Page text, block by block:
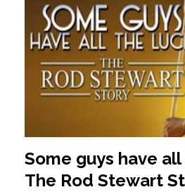
Some guys have
The Rod Stewart